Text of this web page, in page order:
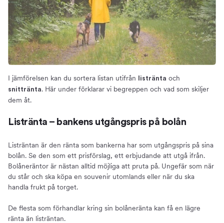
I jämförelsen kan du sortera listan utifrån listränta och
snittränta. Här under förklarar vi begreppen och vad som skiljer
dem åt.
Listränta – bankens utgångspris på bolån
Listräntan är den ränta som bankerna har som utgångspris på sina
bolån. Se den som ett prisförslag, ett erbjudande att utgå ifrån.
Bolåneräntor är nästan alltid möjliga att pruta på. Ungefär som när
du står och ska köpa en souvenir utomlands eller när du ska
handla frukt på torget.
De flesta som förhandlar kring sin bolåneränta kan få en lägre
ränta än listräntan.